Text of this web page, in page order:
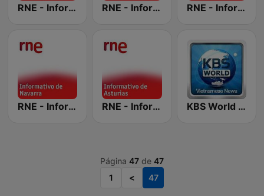
RNE - Informativo de Castilla y León RNE - Informativo de Ceuta RNE - Informativo de Murcia
RNE - Informativo de Navarra RNE - Informativo de Asturias KBS World - Noticias (de lunes a sábado)
Página 47 de 47
1
< 47